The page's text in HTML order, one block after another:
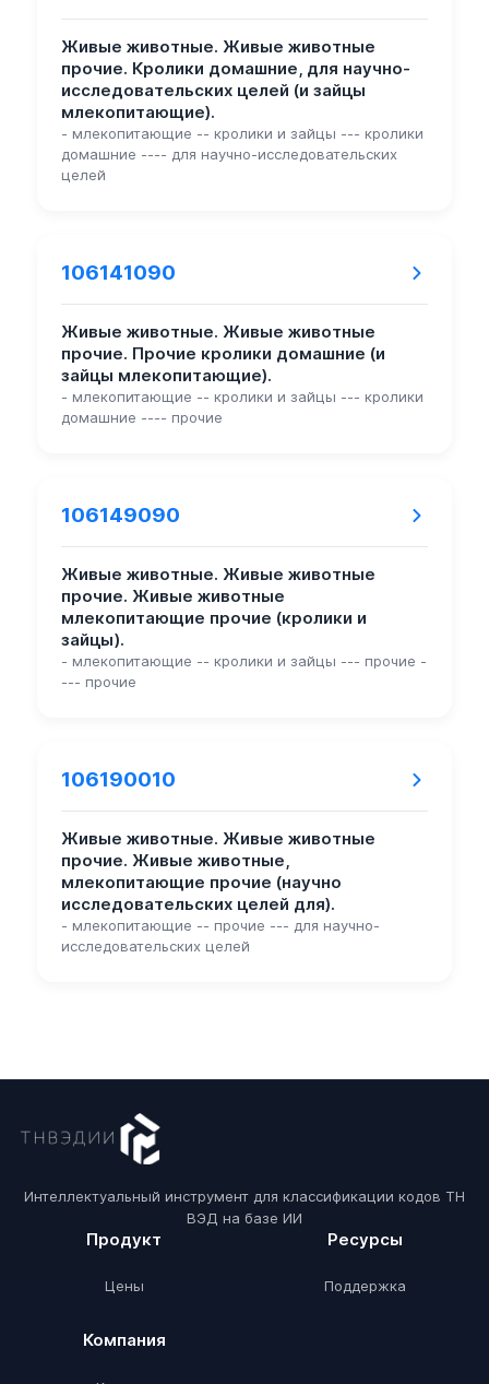
Живые животные. Живые животные
прочие. Кролики домашние, для научно-
исследовательских целей (и зайцы
млекопитающие).
- млекопитающие -- кролики и зайцы --- кролики
домашние ---- для научно-исследовательских
целей
106141090
Живые животные. Живые животные
прочие. Прочие кролики домашние (и
зайцы млекопитающие).
- млекопитающие -- кролики и зайцы --- кролики
домашние ---- прочие
106149090
Живые животные. Живые животные
прочие. Живые животные
млекопитающие прочие (кролики и
зайцы).
- млекопитающие -- кролики и зайцы --- прочие -
--- прочие
106190010
Живые животные. Живые животные
прочие. Живые животные,
млекопитающие прочие (научно
исследовательских целей для).
- млекопитающие -- прочие --- для научно-
исследовательских целей
Интеллектуальный инструмент для классификации кодов ТН
ВЭД на базе ИИ
Продукт
Цены
Ресурсы
Поддержка
Компания